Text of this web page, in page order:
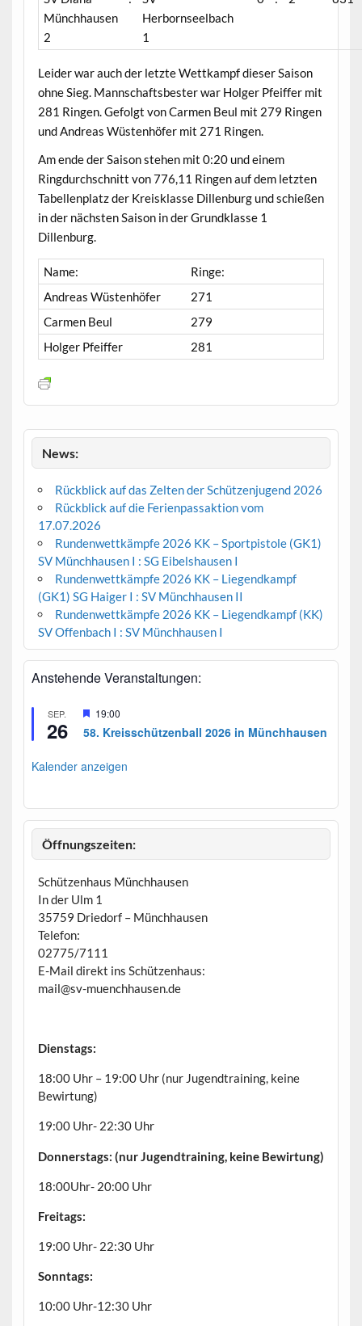
Münchhausen
2
Herbornseelbach
1
Leider war auch der letzte Wettkampf dieser Saison
ohne Sieg. Mannschaftsbester war Holger Pfeiffer mit
281 Ringen. Gefolgt von Carmen Beul mit 279 Ringen
und Andreas Wüstenhöfer mit 271 Ringen.
Am ende der Saison stehen mit 0:20 und einem
Ringdurchschnitt von 776,11 Ringen auf dem letzten
Tabellenplatz der Kreisklasse Dillenburg und schießen
in der nächsten Saison in der Grundklasse 1
Dillenburg.
Name:
Ringe:
Andreas Wüstenhöfer
271
Carmen Beul
279
Holger Pfeiffer
281
News:
Rückblick auf das Zelten der Schützenjugend 2026
Rückblick auf die Ferienpassaktion vom
17.07.2026
Rundenwettkämpfe 2026 KK – Sportpistole (GK1)
SV Münchhausen I : SG Eibelshausen I
Rundenwettkämpfe 2026 KK – Liegendkampf
(GK1) SG Haiger I : SV Münchhausen II
Rundenwettkämpfe 2026 KK – Liegendkampf (KK)
SV Offenbach I : SV Münchhausen I
Anstehende Veranstaltungen:
SEP.
26
H
r
o
o
b
19:00
58. Kreisschützenball 2026 in Münchhausen
Kalender anzeigen
Öffnungszeiten:
Schützenhaus Münchhausen
In der Ulm 1
35759 Driedorf – Münchhausen
Telefon:
02775/7111
E-Mail direkt ins Schützenhaus:
mail@sv-muenchhausen.de
Dienstags:
18:00 Uhr – 19:00 Uhr (nur Jugendtraining, keine
Bewirtung)
19:00 Uhr- 22:30 Uhr
Donnerstags: (nur Jugendtraining, keine Bewirtung)
18:00Uhr- 20:00 Uhr
Freitags:
19:00 Uhr- 22:30 Uhr
Sonntags:
10:00 Uhr-12:30 Uhr